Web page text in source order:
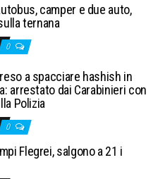
camper e due auto,
ternana
0
a spacciare hashish in
arrestato dai Carabinieri con
Polizia
0
Flegrei, salgono a 21 i